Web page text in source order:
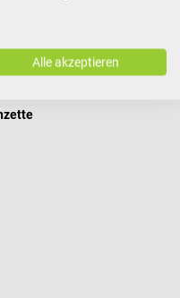
Alle akzeptieren